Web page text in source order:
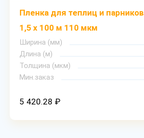
Пленка для теплиц и
1,5 х 100 м 110 мкм
Ширина (мм)
Длина (м)
Толщина (мкм)
Мин.заказ
5 420.28 ₽